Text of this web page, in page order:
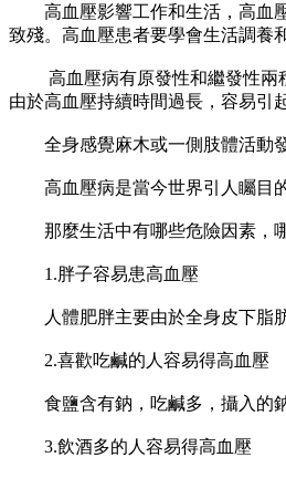
高血壓影響工作和生活，高血壓
致殘。高血壓患者要學會生活調養
高血壓病有原發性和繼發性兩種
由於高血壓持續時間過長，容易引
全身感覺麻木或一側肢體活動發
高血壓病是當今世界引人矚目的
那麼生活中有哪些危險因素，
1.胖子容易患高血壓
人體肥胖主要由於全身皮下脂肪
2.喜歡吃鹹的人容易得高血壓
食鹽含有鈉，吃鹹多，攝入的鈉
3.飲酒多的人容易得高血壓